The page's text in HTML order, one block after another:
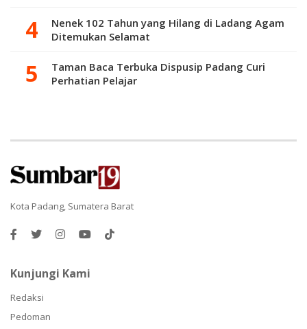
Nenek 102 Tahun yang Hilang di Ladang Agam
Ditemukan Selamat
Taman Baca Terbuka Dispusip Padang Curi
Perhatian Pelajar
Kota Padang, Sumatera Barat
Kunjungi Kami
Redaksi
Pedoman